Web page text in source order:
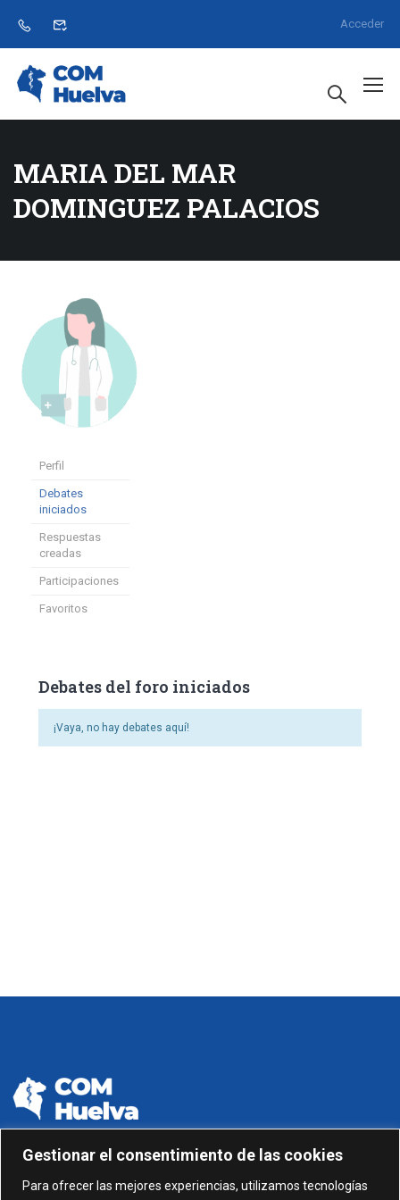
Gestionar el consentimiento de las cookies
Para ofrecer las mejores experiencias, utilizamos tecnologías
Acceder
MARIA DEL MAR
DOMINGUEZ PALACIOS
Perfil
Debates
iniciados
Respuestas
creadas
Participaciones
Favoritos
Debates del foro iniciados
¡Vaya, no hay debates aquí!